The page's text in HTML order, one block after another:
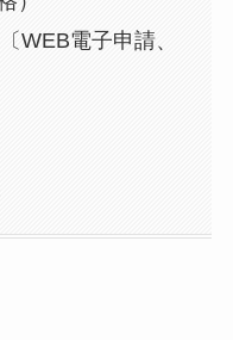
電子申請、
先